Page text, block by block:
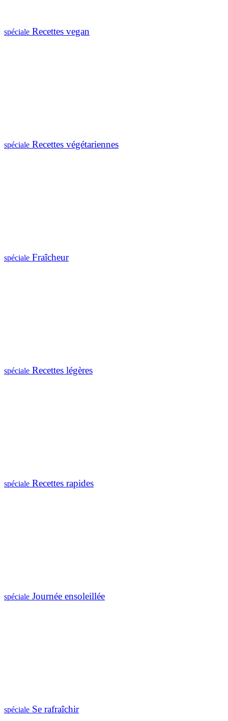
spéciale Recettes vegan
spéciale Recettes végétariennes
spéciale Fraîcheur
spéciale Recettes légères
spéciale Recettes rapides
spéciale Journée ensoleillée
spéciale Se rafraîchir